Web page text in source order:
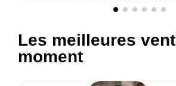
Les meilleures
moment